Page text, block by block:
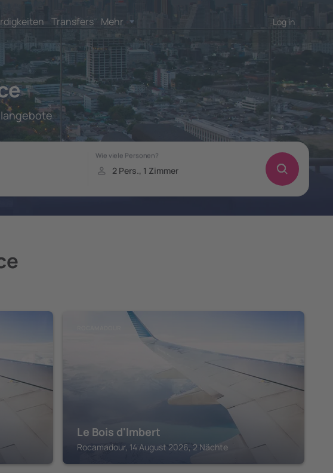
Transfers Mehr Log in
Le Bois d'Imbert
Rocamadour, 14 August 2026, 2 Nächte